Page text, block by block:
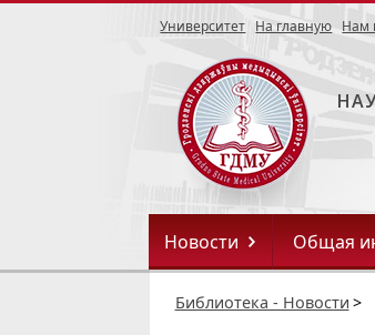
Университет На главную Нам
Новости Общая
Библиотека - Новости >